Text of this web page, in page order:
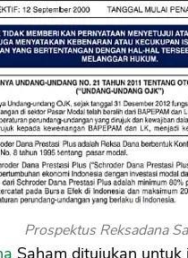
Prospektus Reksadana